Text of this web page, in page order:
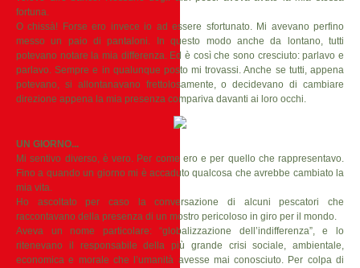
fortuna.
O chissà! Forse ero invece io ad essere sfortunato. Mi avevano perfino
messo un paio di pantaloni. In questo modo anche da lontano, tutti
potevano notare la mia differenza. Ed è così che sono cresciuto: parlavo e
parlavo. Sempre e in qualunque posto mi trovassi. Anche se tutti, appena
potevano, si allontanavano frettolosamente, o decidevano di cambiare
direzione appena la mia presenza compariva davanti ai loro occhi.
UN GIORNO...
Mi sentivo diverso, è vero. Per come ero e per quello che rappresentavo.
Fino a quando un giorno mi è accaduto qualcosa che avrebbe cambiato la
mia vita.
Ho ascoltato per caso la conversazione di alcuni pescatori che
raccontavano della presenza di un mostro pericoloso in giro per il mondo.
Aveva un nome particolare: “globalizzazione dell’indifferenza”, e lo
ritenevano il responsabile della più grande crisi sociale, ambientale,
economica e morale che l’umanità avesse mai conosciuto. Per colpa di